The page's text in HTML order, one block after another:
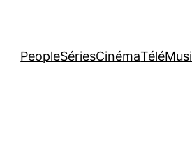
PeopleSériesCinémaTélé